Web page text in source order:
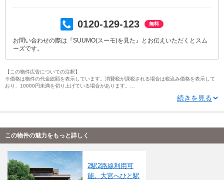
0120-129-123 無料
お問い合わせの際は『SUUMO(スーモ)を見た』とお伝えいただくとスム
ーズです。
【この物件広告についての注釈】
※価格は物件の代金総額を表示しています。消費税が課税される場合は税込み価格を表示して
おり、10000円未満を切り上げている場合があります。
いない場合があります。住戸タイプと各住戸の価格帯表記について、単位（1000万円・100万
※「モデルルーム」とは、間取りや仕様・設備などを知ることができる施設全般を指し、それ
ター」なども含みます。
※完成予想図はいずれも外構、植栽、外観等実際のものとは多少異なることがあります。
メントがない場合、販売価格に含まれません。
※完成後１年以上を経過した未入居物件が掲載される場合があります。ご了承ください。
※掲載の省エネ性能ラベル内の物件・住棟・号室名称については最新のものに変更されている
場合があります。
続きを見る
この物件の魅力をもっと詳しく
2駅2路線利用可
能。大宮へひと駅